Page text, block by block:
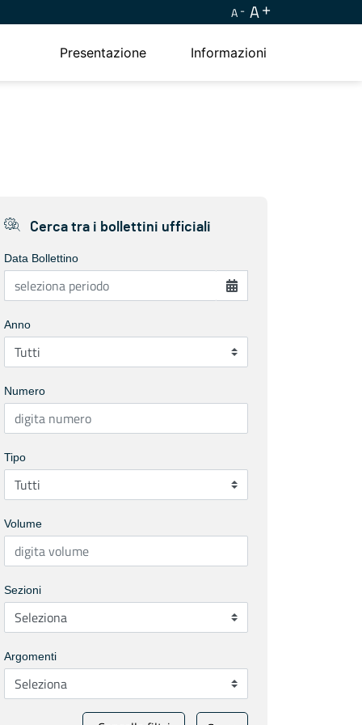
A A
Presentazione Informazioni
Cerca tra i bollettini ufficiali
Data Bollettino
Anno
Numero
Tipo
Volume
Sezioni
Argomenti